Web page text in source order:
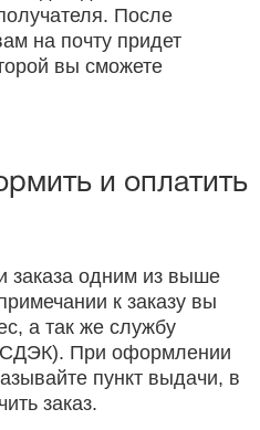
После
на почту придет
вы сможете
и оплатить
заказа одним из выше
к заказу вы
а так же службу
При оформлении
пункт выдачи, в
заказ.